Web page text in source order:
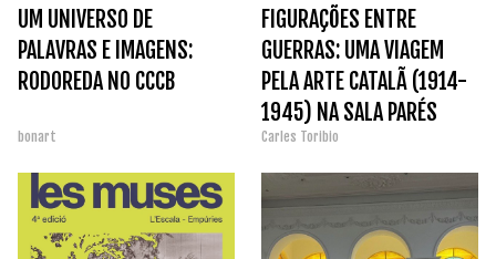
UM UNIVERSO DE
PALAVRAS E IMAGENS:
RODOREDA NO CCCB
bonart
FIGURAÇÕES ENTRE
GUERRAS: UMA VIAGEM
PELA ARTE CATALÃ (1914-
1945) NA SALA PARÉS
Carles Toribio